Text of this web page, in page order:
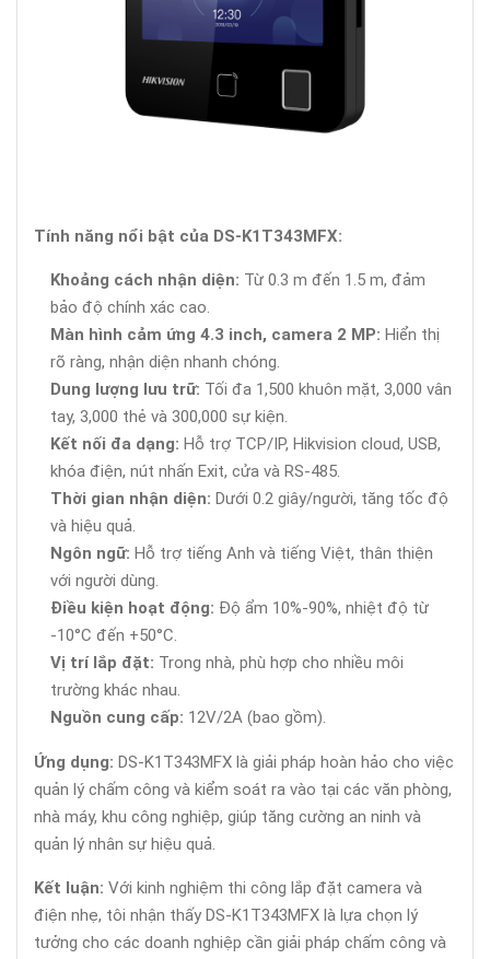
Tính năng nổi bật của DS-K1T343MFX:
Khoảng cách nhận diện: Từ 0.3 m đến 1.5 m, đảm
bảo độ chính xác cao.
Màn hình cảm ứng 4.3 inch, camera 2 MP: Hiển thị
rõ ràng, nhận diện nhanh chóng.
Dung lượng lưu trữ: Tối đa 1,500 khuôn mặt, 3,000 vân
tay, 3,000 thẻ và 300,000 sự kiện.
Kết nối đa dạng: Hỗ trợ TCP/IP, Hikvision cloud, USB,
khóa điện, nút nhấn Exit, cửa và RS-485.
Thời gian nhận diện: Dưới 0.2 giây/người, tăng tốc độ
và hiệu quả.
Ngôn ngữ: Hỗ trợ tiếng Anh và tiếng Việt, thân thiện
với người dùng.
Điều kiện hoạt động: Độ ẩm 10%-90%, nhiệt độ từ
-10°C đến +50°C.
Vị trí lắp đặt: Trong nhà, phù hợp cho nhiều môi
trường khác nhau.
Nguồn cung cấp: 12V/2A (bao gồm).
Ứng dụng: DS-K1T343MFX là giải pháp hoàn hảo cho việc
quản lý chấm công và kiểm soát ra vào tại các văn phòng,
nhà máy, khu công nghiệp, giúp tăng cường an ninh và
quản lý nhân sự hiệu quả.
Kết luận: Với kinh nghiệm thi công lắp đặt camera và
điện nhẹ, tôi nhận thấy DS-K1T343MFX là lựa chọn lý
tưởng cho các doanh nghiệp cần giải pháp chấm công và